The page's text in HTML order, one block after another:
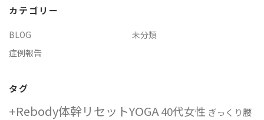
ブ
カテゴリー
BLOG
未分類
症例報告
タグ
+Rebody体幹リセットYOGA40代女性 ぎっくり腰